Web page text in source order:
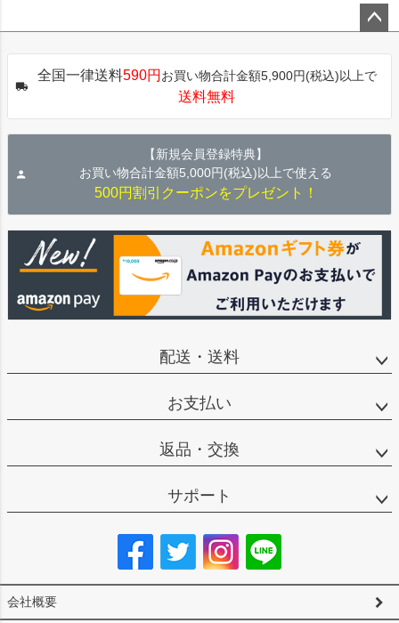
ップ
全国一律送料590円 お買い物合計金額5,900円(税込)以上で
送料無料
【新規会員登録特典】
お買い物合計金額5,000円(税込)以上で使える
500円割引クーポンをプレゼント！
配送・送料
お支払い
返品・交換
サポート
会社概要